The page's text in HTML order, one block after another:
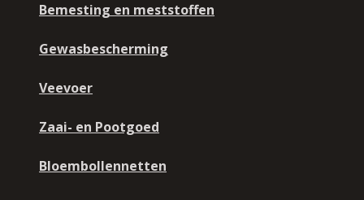
Bemesting en meststoffen
Gewasbescherming
Veevoer
Zaai- en Pootgoed
Bloembollennetten